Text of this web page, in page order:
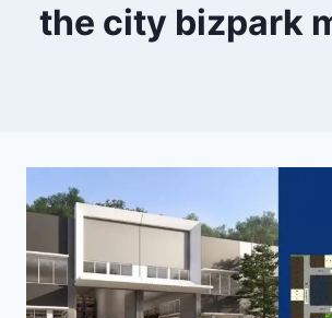
the city bizpark